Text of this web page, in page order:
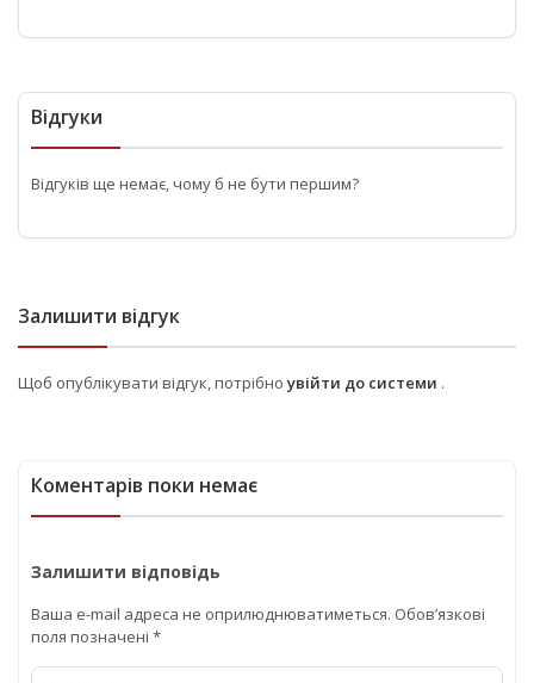
Відгуки
Відгуків ще немає, чому б не бути першим?
Залишити відгук
Щоб опублікувати відгук, потрібно увійти до системи .
Коментарів поки немає
Залишити відповідь
Ваша e-mail адреса не оприлюднюватиметься. Обов’язкові
поля позначені *